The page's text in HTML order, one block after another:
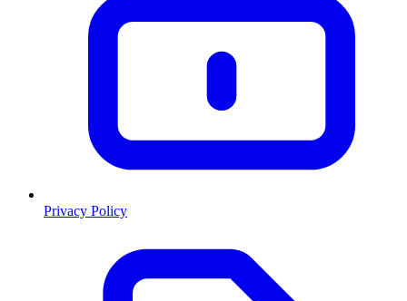
Privacy Policy